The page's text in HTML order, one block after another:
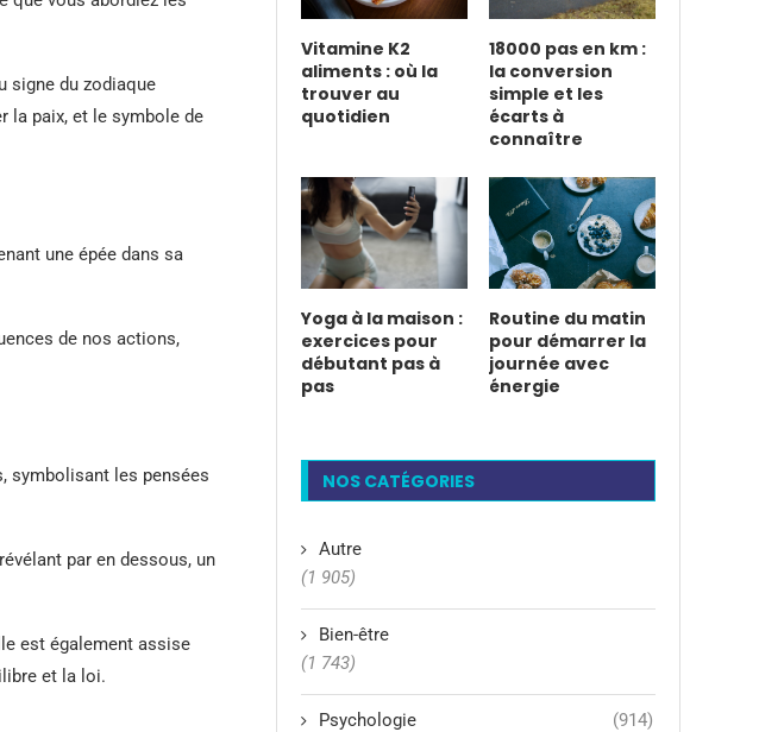
signe du zodiaque
la paix, et le symbole de
une épée dans sa
de nos actions,
symbolisant les pensées
par en dessous, un
est également assise
et la loi.
Vitamine K2
aliments : où la
trouver au
quotidien
18000 pas en km :
la conversion
simple et les
écarts à
connaître
Yoga à la maison :
exercices pour
débutant pas à
pas
Routine du matin
pour démarrer la
journée avec
énergie
NOS CATÉGORIES
Autre
(1 905)
Bien-être
(1 743)
Psychologie (914)